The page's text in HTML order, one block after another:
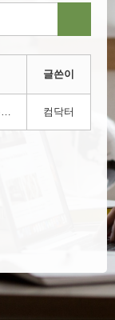
글쓴이
[서울]서울특별시 종로구 권농동 종로컴퓨터수리 컴닥터!!! 1800-3354 컴닥터